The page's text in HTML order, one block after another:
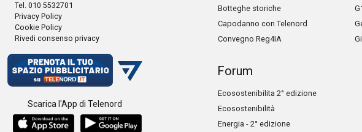
Tel. 010 5532701
Privacy Policy
Cookie Policy
Rivedi consenso privacy
Scarica l'App di Telenord
Botteghe storiche
Capodanno con Telenord
Convegno Reg4IA
Forum
Ecosostenibilita 2° edizione
Ecosostenibilità
Energia - 2° edizione